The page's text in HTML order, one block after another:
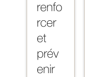
renfo
rcer
et
prév
enir